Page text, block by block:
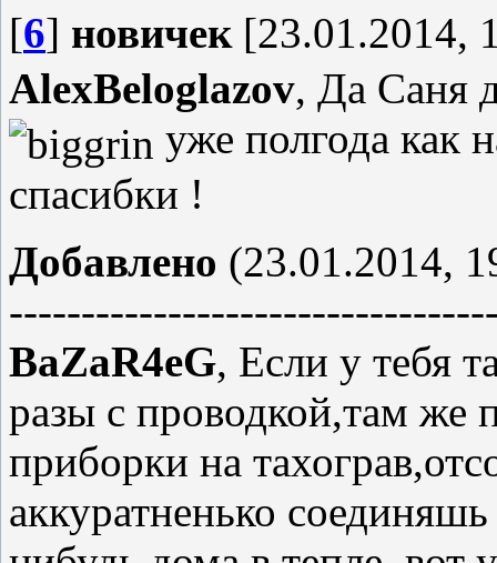
[6] новичек[23.01.2014,
AlexBeloglazov, Да Саня
уже полгода как
спасибки !
Добавлено (23.01.2014,
BaZaR4eG, Если у тебя
разы с проводкой,там же
приборки на
аккуратненько